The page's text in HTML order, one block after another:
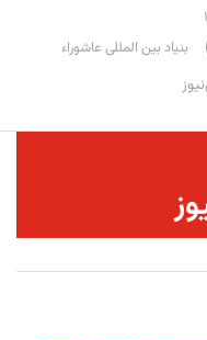
بنیاد بین المللی عاشوراء